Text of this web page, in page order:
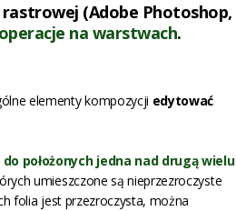
(Adobe Photoshop,
operacje na warstwach.
elementy kompozycji edytować
położonych jedna nad drugą wielu
umieszczone są nieprzezroczyste
folia jest przezroczysta, można